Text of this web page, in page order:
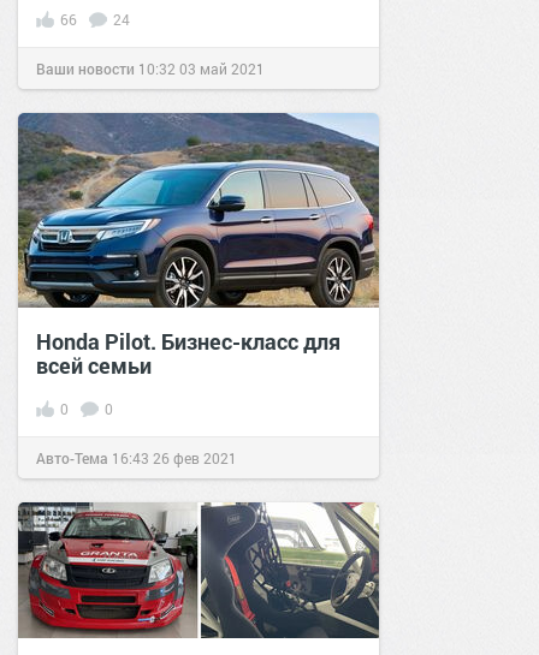
66 24
Ваши новости 10:32 03 май 2021
Honda Pilot. Бизнес-класс для
всей семьи
0 0
Авто-Тема 16:43 26 фев 2021